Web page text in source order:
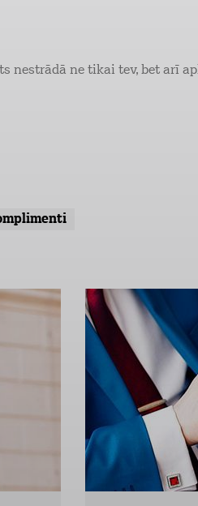
nestrādā ne tikai tev, bet arī